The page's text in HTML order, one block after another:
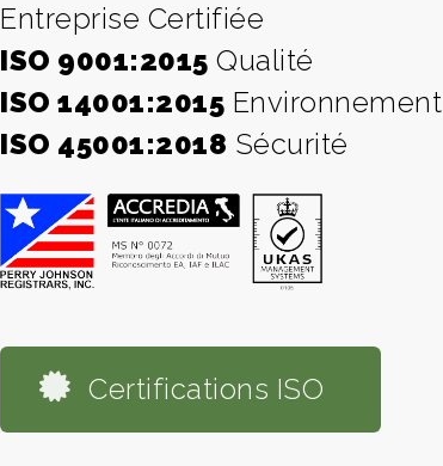
Entreprise Certifiée
ISO 9001:2015 Qualité
ISO 14001:2015 Environnement
ISO 45001:2018 Sécurité
Certifications ISO